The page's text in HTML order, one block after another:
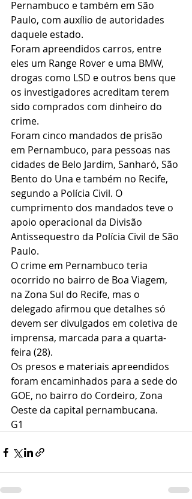
Pernambuco e também em São
Paulo, com auxílio de autoridades
daquele estado.
Foram apreendidos carros, entre
eles um Range Rover e uma BMW,
drogas como LSD e outros bens que
os investigadores acreditam terem
sido comprados com dinheiro do
crime.
Foram cinco mandados de prisão
em Pernambuco, para pessoas nas
cidades de Belo Jardim, Sanharó, São
Bento do Una e também no Recife,
segundo a Polícia Civil. O
cumprimento dos mandados teve o
apoio operacional da Divisão
Antissequestro da Polícia Civil de São
Paulo.
O crime em Pernambuco teria
ocorrido no bairro de Boa Viagem,
na Zona Sul do Recife, mas o
delegado afirmou que detalhes só
devem ser divulgados em coletiva de
imprensa, marcada para a quarta-
feira (28).
Os presos e materiais apreendidos
foram encaminhados para a sede do
GOE, no bairro do Cordeiro, Zona
Oeste da capital pernambucana.
G1